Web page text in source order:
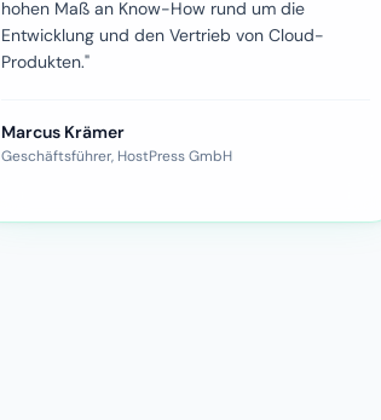
hohen Maß an Know-How rund um die
Entwicklung und den Vertrieb von Cloud-
Produkten."
Marcus Krämer
Geschäftsführer, HostPress GmbH